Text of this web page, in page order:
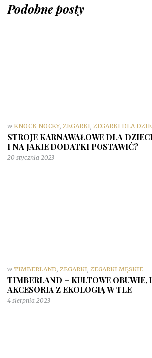
Podobne posty
w KNOCK NOCKY, ZEGARKI ZEGARKI DLA
STROJE KARNAWAŁOWE DLA
I NA JAKIE DODATKI POSTAWIĆ?
20 stycznia 2023
w TIMBERLAND ZEGARKI ZEGARKI MĘSKIE
TIMBERLAND – KULTOWE OBUWIE,
AKCESORIA Z EKOLOGIĄ W TLE
4 sierpnia 2023